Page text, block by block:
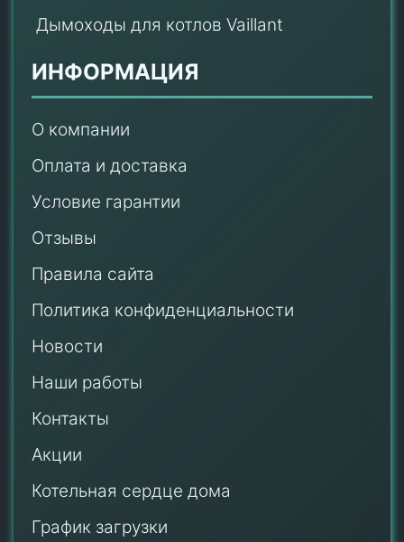
Дымоходы для котлов Vaillant
ИНФОРМАЦИЯ
О компании
Оплата и доставка
Условие гарантии
Отзывы
Правила сайта
Политика конфиденциальности
Новости
Наши работы
Контакты
Акции
Котельная сердце дома
График загрузки